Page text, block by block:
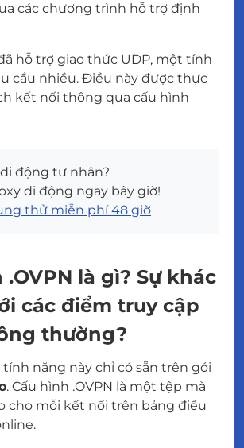
các chương trình hỗ trợ định
hỗ trợ giao thức UDP, một tính
cầu nhiều. Điều này được thực
kết nối thông qua cấu hình
động tư nhân?
di động ngay bây giờ!
thử miễn phí 48 giờ
.OVPN là gì? Sự khác
các điểm truy cập
thường?
tính năng này chỉ có sẵn trên gói
. Cấu hình .OVPN là một tệp mà
cho mỗi kết nối trên bảng điều